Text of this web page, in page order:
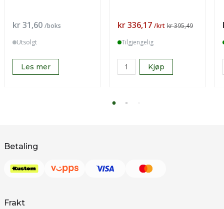
Pris
kr 31,60 /boks
Utsolgt
Les mer
Pris
kr 336,17 /krt kr 395,49
Tilgjengelig
Kjøp
Betaling
Frakt